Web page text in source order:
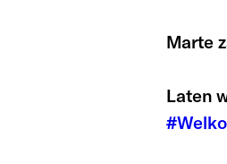
Marte
Laten